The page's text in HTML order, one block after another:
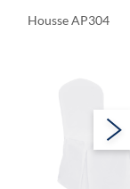
Housse AP304